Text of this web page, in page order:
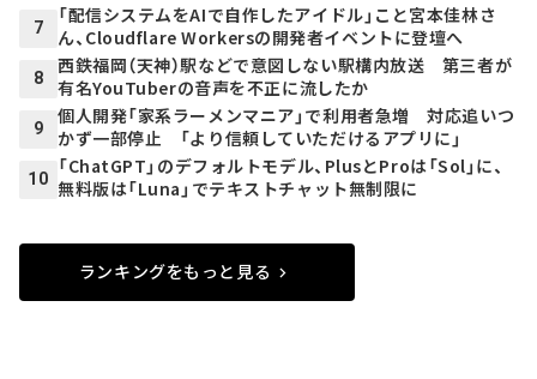
7
「配信システムをAIで自作したアイドル」こと宮本佳林さ
ん、Cloudflare Workersの開発者イベントに登壇へ
8
西鉄福岡（天神）駅などで意図しない駅構内放送 第三者が
有名YouTuberの音声を不正に流したか
9
個人開発「家系ラーメンマニア」で利用者急増 対応追いつ
かず一部停止 「より信頼していただけるアプリに」
10
「ChatGPT」のデフォルトモデル、PlusとProは「Sol」に、
無料版は「Luna」でテキストチャット無制限に
ランキングをもっと見る